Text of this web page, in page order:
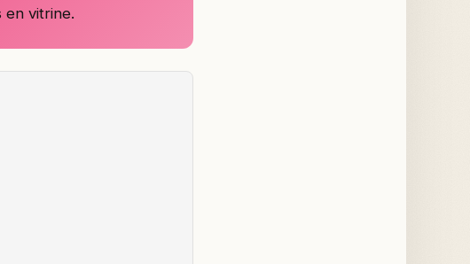
en vitrine.